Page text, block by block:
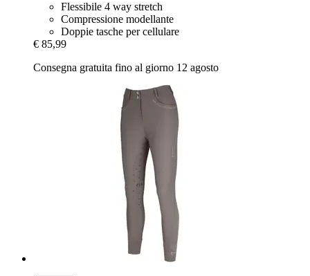
Flessibile 4 way stretch
Compressione modellante
Doppie tasche per cellulare
€ 85,99
Consegna gratuita fino al giorno 12 agosto